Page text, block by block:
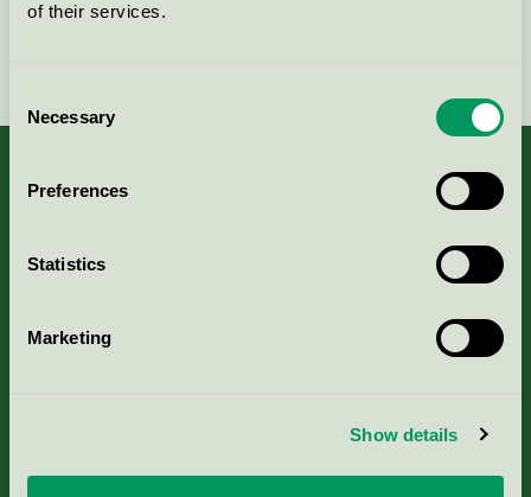
of their services.
Selection
Necessary
Preferences
Statistics
Marketing
Show details
Portal för massa, papper & tryckerier